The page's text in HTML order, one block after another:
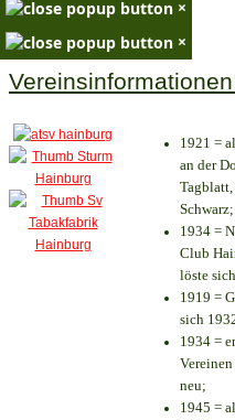
×
×
1921 =
an der
Schwarz;
1934 =
Club
löste
1919 =
sich
1934 =
neu;
1945 =